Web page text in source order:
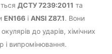
ДСТУ 7239:2011 та
EN166 і ANSI Z87.1. Вони
до ударів, хімічних
і випромінювання.